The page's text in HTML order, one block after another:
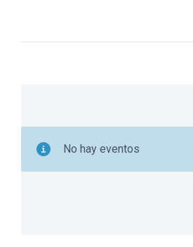
No hay eventos